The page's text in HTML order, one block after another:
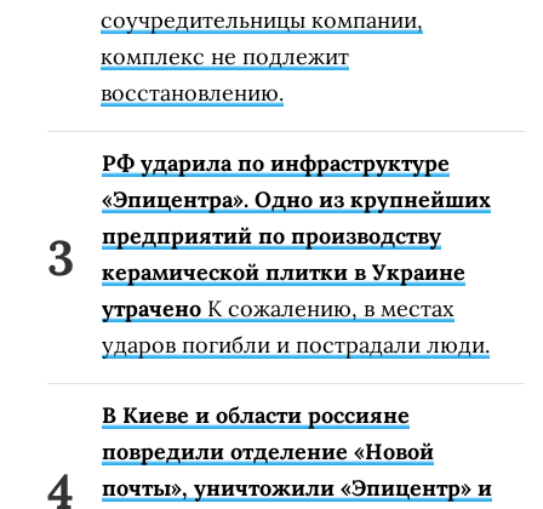
соучредительницы компании,
комплекс не подлежит
восстановлению.
РФ ударила по инфраструктуре
«Эпицентра». Одно из крупнейших
предприятий по производству
керамической плитки в Украине
утрачено К сожалению, в местах
ударов погибли и пострадали люди.
В Киеве и области россияне
повредили отделение «Новой
почты», уничтожили «Эпицентр» и